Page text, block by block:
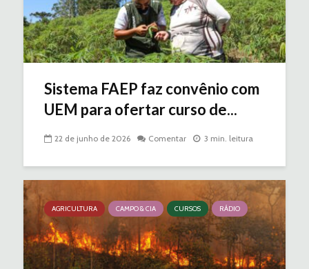
Sistema FAEP faz convênio com
UEM para ofertar curso de...
22 de junho de 2026 Comentar 3 min. leitura
AGRICULTURA CAMPO & CIA CURSOS RÁDIO